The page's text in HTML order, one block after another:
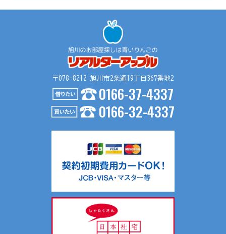
4. お問合せやご質問の受付と回答
5. お客様にとって有用と思われる情報の提供
6. サービス内容の分析、向上
４．個人情報の第三者提供
お問い合わせ内容が不動産の賃貸仲介・売買仲介の場合、以
不動産の賃貸仲介・売買仲介のため
（２）提供する個人情報の項目
氏名、生年月日、住所、電話番号、Ｅメールアドレス等
入居申込書等、契約書面に記載の上、提供します。
（４）提供を受ける者の組織の種類、属性
不動産の賃貸仲介・売買仲介における相手方
〒078-8212 旭川市2条通19丁目367番地2
0166-37-4337
0166-32-4337